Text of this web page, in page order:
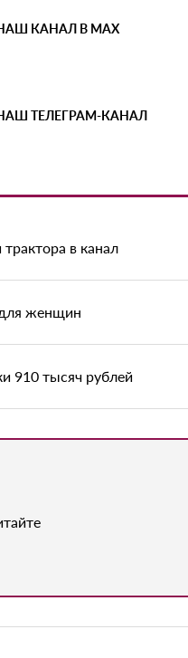
КАНАЛ В MAX
ТЕЛЕГРАМ-КАНАЛ
в канал
для женщин
910 тысяч рублей